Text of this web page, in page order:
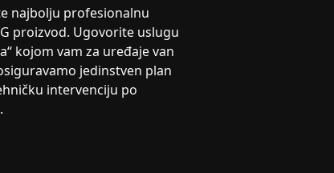
najbolju profesionalnu
proizvod. Ugovorite uslugu
kojom vam za uređaje van
jedinstven plan
intervenciju po